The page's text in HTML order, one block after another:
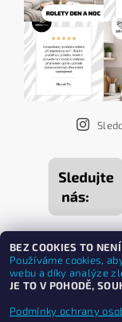
BEZ COOKIES TO
Používáme cookies,
webu a díky analýze
JE TO V POHODĚ,
Podmínky ochrany